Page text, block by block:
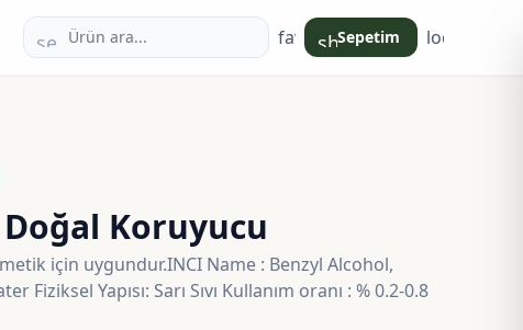
search favoriteshopping_bag
Sepetim login
Doğal Koruyucu
için uygundur.INCI Name : Benzyl Alcohol,
Fiziksel Yapısı: Sarı Sıvı Kullanım oranı : % 0.2-0.8